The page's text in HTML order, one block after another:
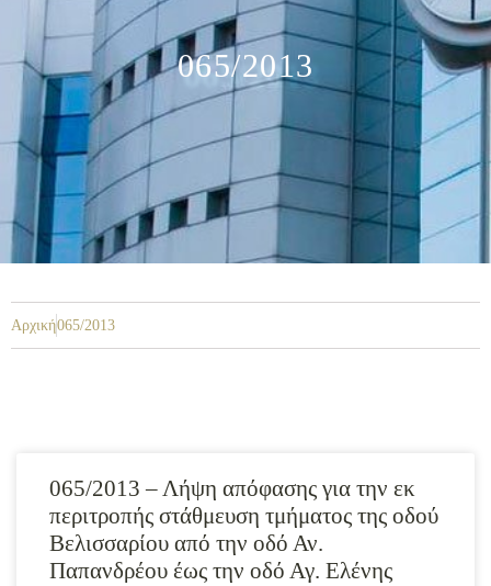
065/2013
Αρχική065/2013
065/2013 – Λήψη απόφασης για την εκ
περιτροπής στάθμευση τμήματος της οδού
Βελισσαρίου από την οδό Αν.
Παπανδρέου έως την οδό Αγ. Ελένης